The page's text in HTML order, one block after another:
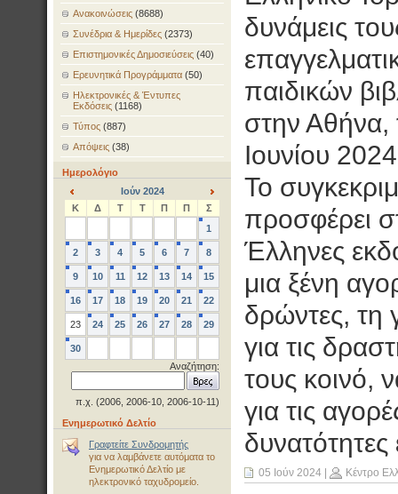
Ανακοινώσεις (8688)
Συνέδρια & Ημερίδες (2373)
Επιστημονικές Δημοσιεύσεις (40)
Ερευνητικά Προγράμματα (50)
Ηλεκτρονικές & Έντυπες
Εκδόσεις (1168)
Τύπος (887)
Απόψεις (38)
Ημερολόγιο
<
Ιούν 2024
>
Κ Δ Τ Τ Π Π
Σ
1
2 3 4 5 6 7 8
9 10 11 12 13 14 15
16 17 18 19 20 21 22
23 24 25 26 27 28 29
30
Αναζήτηση:
π.χ. (2006, 2006-10, 2006-10-11)
Ενημερωτικό Δελτίο
Γραφτείτε Συνδρομητής
για να λαμβάνετε αυτόματα το
Ενημερωτικό Δελτίο με
ηλεκτρονικό ταχυδρομείο.
δυνάμεις
παιδικών
στην Αθήνα,
Ιουνίου
Το
προσφέρει
Έλληνες
μια ξένη
δρώντες, τη
για τις
τους κοινό,
για τις
05 Ιούν 2024 Κέντρο